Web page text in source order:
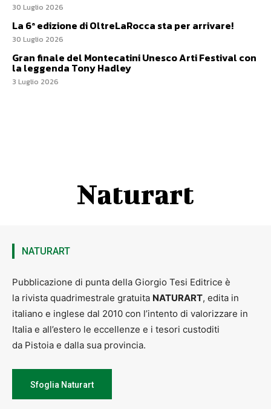
30 Luglio 2026
La 6ª edizione di OltreLaRocca sta per arrivare!
30 Luglio 2026
Gran finale del Montecatini Unesco Arti Festival con
la leggenda Tony Hadley
3 Luglio 2026
Naturart
NATURART
Pubblicazione di punta della Giorgio Tesi Editrice è
la rivista quadrimestrale gratuita NATURART, edita in
italiano e inglese dal 2010 con l’intento di valorizzare in
Italia e all’estero le eccellenze e i tesori custoditi
da Pistoia e dalla sua provincia.
Sfoglia Naturart